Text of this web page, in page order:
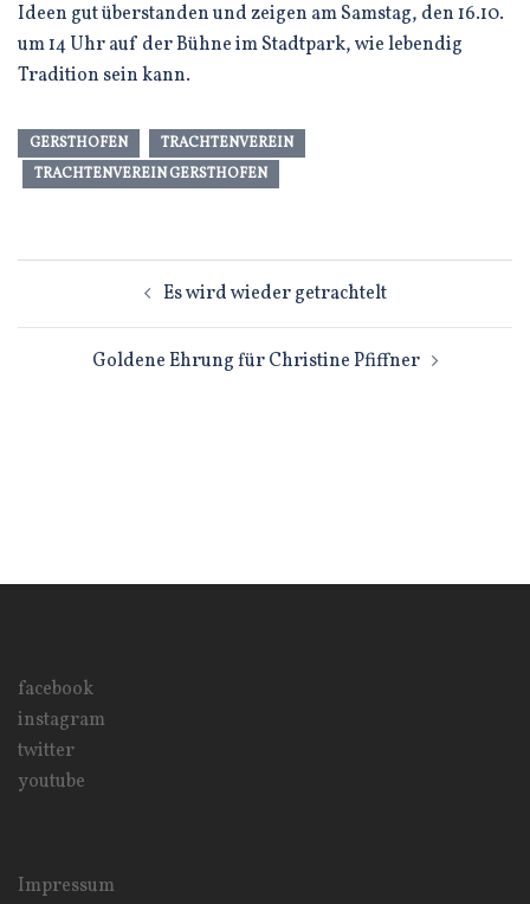
Ideen gut überstanden und zeigen am Samstag, den 16.10.
um 14 Uhr auf der Bühne im Stadtpark, wie lebendig
Tradition sein kann.
GERSTHOFEN
TRACHTENVEREIN
TRACHTENVEREIN GERSTHOFEN
BeitragsnavigationEs wird wieder getrachtelt
Goldene Ehrung für Christine Pfiffner
facebook
instagram
twitter
youtube
Impressum